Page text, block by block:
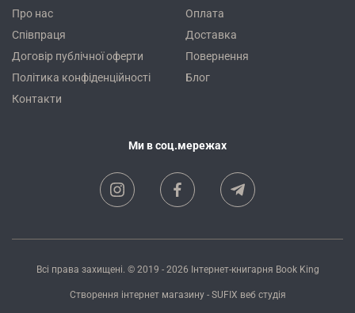
Про нас
Співпраця
Договір публічної оферти
Політика конфіденційності
Контакти
Оплата
Доставка
Повернення
Блог
Ми в соц.мережах
Всі права захищені. © 2019 - 2026 Інтернет-книгарня Book King
Створення інтернет магазину- SUFIX веб студія